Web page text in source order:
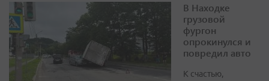
В Находке
грузовой
фургон
опрокинулся и
повредил авто
К счастью,